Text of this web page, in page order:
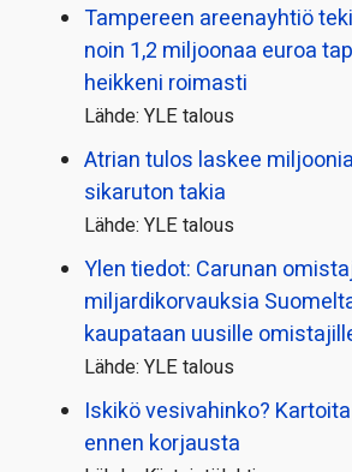
Tampereen areenayhtiö
noin 1,2 miljoonaa euroa
heikkeni roimasti
Lähde: YLE talous
Atrian tulos laskee
sikaruton takia
Lähde: YLE talous
Ylen tiedot: Carunan
miljardi­korvauksia
kaupataan uusille
Lähde: YLE talous
Iskikö vesivahinko?
ennen korjausta